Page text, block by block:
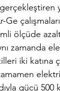
ölçüde
zamanda
iki katına
gücü